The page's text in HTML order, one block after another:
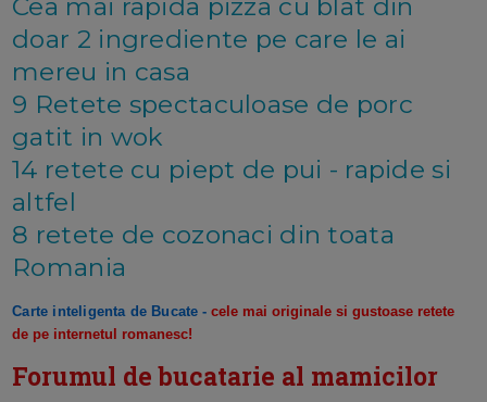
Cea mai rapida pizza cu blat din
doar 2 ingrediente pe care le ai
mereu in casa
9 Retete spectaculoase de porc
gatit in wok
14 retete cu piept de pui - rapide si
altfel
8 retete de cozonaci din toata
Romania
Carte inteligenta de Bucate - cele mai originale si gustoase retete
de pe internetul romanesc!
Forumul de bucatarie al mamicilor